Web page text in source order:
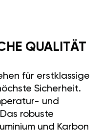
QUALITÄT
für erstklassige
Sicherheit.
und
robuste
und Karbon